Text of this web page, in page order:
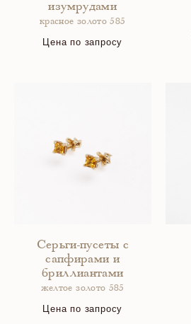
изумрудами
красное золото 585
Цена по запросу
Серьги-пусеты с
сапфирами и
бриллиантами
желтое золото 585
Цена по запросу